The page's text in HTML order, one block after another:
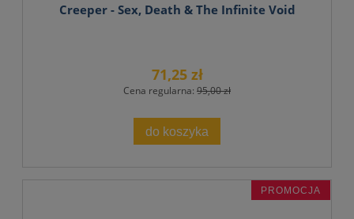
Creeper - Sex, Death & The Infinite Void
71,25 zł
Cena regularna: 95,00 zł
do koszyka
PROMOCJA